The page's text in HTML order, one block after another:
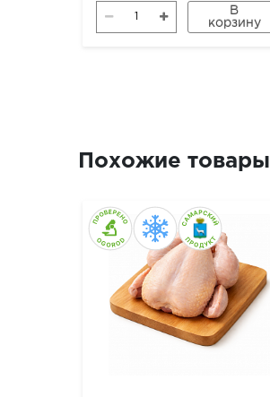
В
корзину
Похожие товары